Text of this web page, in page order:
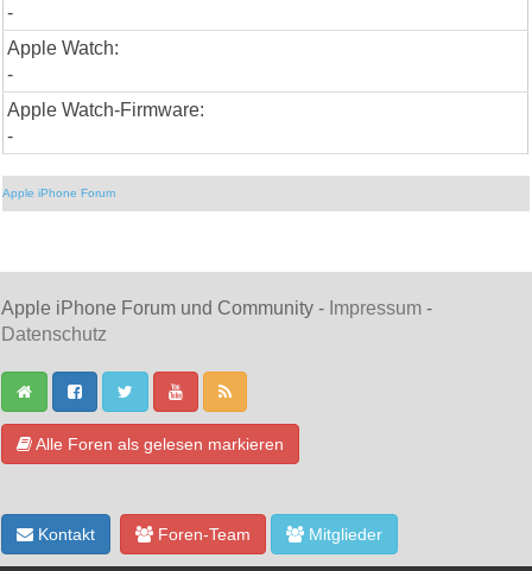
-
Apple Watch:
-
Apple Watch-Firmware:
-
Apple iPhone Forum
Apple iPhone Forum und Community - Impressum -
Datenschutz
Alle Foren als gelesen markieren
Kontakt Foren-Team Mitglieder